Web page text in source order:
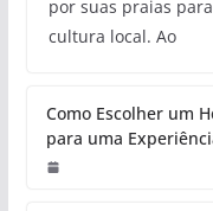
por suas praias
cultura local. Ao
Como Escolher um
para uma